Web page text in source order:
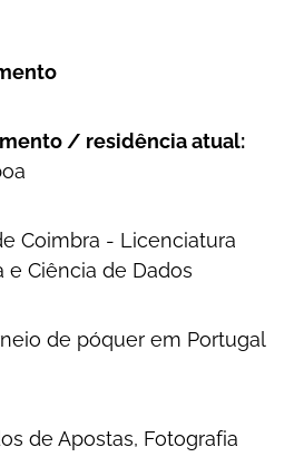
/ residência atual:
Coimbra - Licenciatura
e Ciência de Dados
de póquer em Portugal
de Apostas, Fotografia